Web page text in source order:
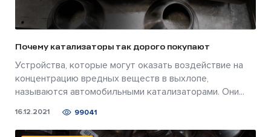
Почему катализаторы так дорого покупают
Устройства, которые могут оказать воздействие на
концентрацию вредных веществ в выхлопе,
называются автомобильными катализаторами. Они...
16.12.2021 99041